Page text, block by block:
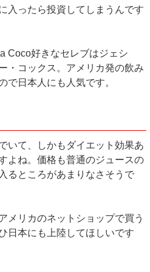
入ったら投資してしまうんです
Coco好きなセレブはジェシ
・コックス。アメリカ発の飲み
で日本人にも人気です。
いて、しかもダイエット効果あ
よね。価格も普通のジュースの
るところがあまりなさそうで
メリカのネットショップで買う
日本にも上陸してほしいです